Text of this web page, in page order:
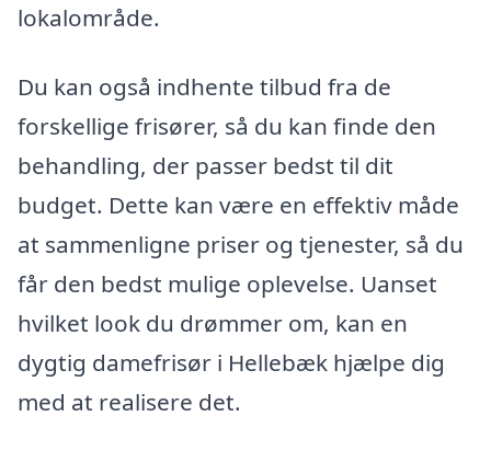
lokalområde.
Du kan også indhente tilbud fra de
forskellige frisører, så du kan finde den
behandling, der passer bedst til dit
budget. Dette kan være en effektiv måde
at sammenligne priser og tjenester, så du
får den bedst mulige oplevelse. Uanset
hvilket look du drømmer om, kan en
dygtig damefrisør i Hellebæk hjælpe dig
med at realisere det.